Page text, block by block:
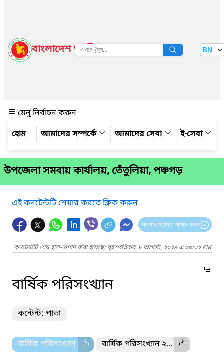
বাংলাদেশ জাতীয় তথ্য বাতায়ন BN
মেনু নির্বাচন করুন
আমাদের সম্পর্কে
আমাদের সেবা ই-সেবা
উপ‌জেলা সমবায় কার্যালয়, তেঁতুলিয়া, পঞ্চগড়
এই কনটেন্টটি শেয়ার করতে ক্লিক করুন
আপনার মতামত প্রদান করুন
কনটেন্টটি শেষ হাল-নাগাদ করা হয়েছে: বৃহস্পতিবার, ৮ আগস্ট, ২০২৪ এ ০৩:৩২ PM
বার্ষিক পরিসংখ্যান
কন্টেন্ট: পাতা
বার্ষিক পরিসংখ্যান বার্ষিক পরিসংখ্যান ২...